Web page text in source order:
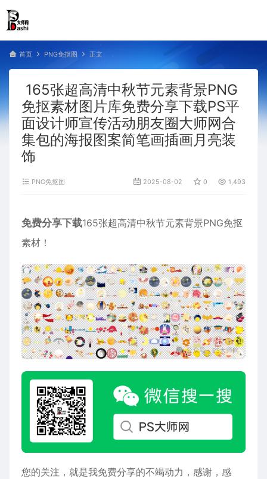
首页 PNG免抠图 正文
165张超高清中秋节元素背景PNG
免抠素材图片库免费分享下载PS平
面设计师宣传活动朋友圈大师网合
集包的海报图案简笔画插画月亮装
饰
PNG免抠图 2025-08-02 0 1,493
免费分享下载165张超高清中秋节元素背景PNG免抠
素材！
您的关注，就是我免费分享的不竭动力，感谢，感